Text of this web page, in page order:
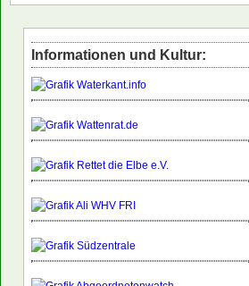
Informationen und Kultur: